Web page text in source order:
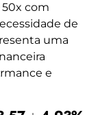
com
de
uma
e